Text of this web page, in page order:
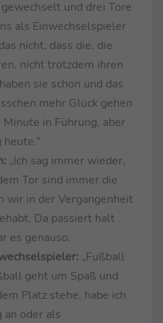
und drei Tore
als Einwechselspieler
nicht, dass die, die
nicht trotzdem ihren
sie schon und das
mehr Glück gehen
in Führung, aber
„Ich sag immer wieder,
Tor sind immer die
wir in der Vergangenheit
Da passiert halt
es genauso.
„Fußball
geht um Spaß und
Platz stehe, habe ich
an oder als